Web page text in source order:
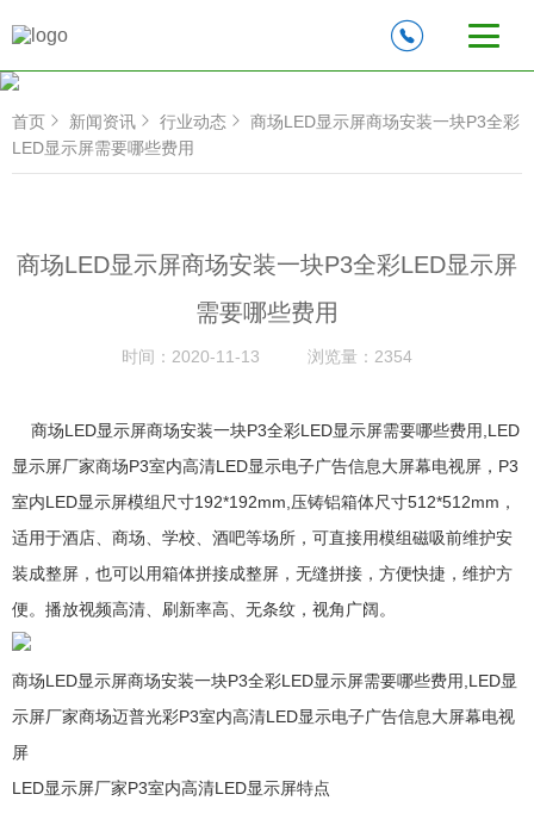
首页 新闻资讯 行业动态
商场LED显示屏商场安装一块P3全彩
LED显示屏需要哪些费用
商场LED显示屏商场安装一块P3全彩LED显示屏
需要哪些费用
时间： 2020-11-13 浏览量： 2354
商场LED显示屏商场安装一块P3全彩LED显示屏需要哪些费用,LED
显示屏厂家商场P3室内高清LED显示电子广告信息大屏幕电视屏，P3
室内LED显示屏模组尺寸192*192mm,压铸铝箱体尺寸512*512mm，
适用于酒店、商场、学校、酒吧等场所，可直接用模组磁吸前维护安
装成整屏，也可以用箱体拼接成整屏，无缝拼接，方便快捷，维护方
便。播放视频高清、刷新率高、无条纹，视角广阔。
商场LED显示屏商场安装一块P3全彩LED显示屏需要哪些费用,LED显
示屏厂家商场迈普光彩P3室内高清LED显示电子广告信息大屏幕电视
屏
LED显示屏厂家P3室内高清LED显示屏特点